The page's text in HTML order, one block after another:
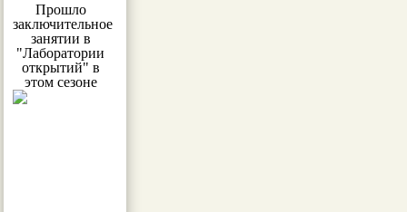
Прошло
заключительное
занятии в
"Лаборатории
открытий" в
этом сезоне